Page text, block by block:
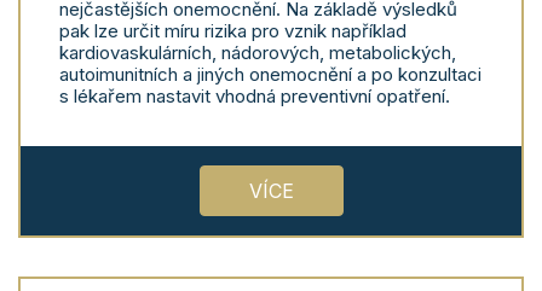
nejčastějších onemocnění. Na základě výsledků
pak lze určit míru rizika pro vznik například
kardiovaskulárních, nádorových, metabolických,
autoimunitních a jiných onemocnění a po konzultaci
s lékařem nastavit vhodná preventivní opatření.
VÍCE